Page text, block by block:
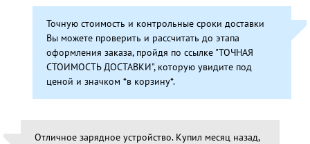
Точную стоимость и контрольные сроки доставки
Вы можете проверить и рассчитать до этапа
оформления заказа, пройдя по ссылке "ТОЧНАЯ
СТОИМОСТЬ ДОСТАВКИ", которую увидите под
ценой и значком *в корзину*.
Отличное зарядное устройство. Купил месяц назад,